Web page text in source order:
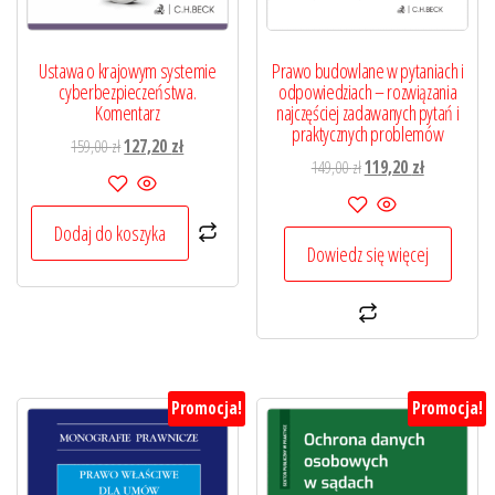
Ustawa o krajowym systemie
cyberbezpieczeństwa.
Komentarz
159,00złPierwotna
cena
wynosiła:
159,00 zł.
127,20 złAktualna
127,20 zł.
Dodaj do koszyka
Prawo budowlane w pytaniach i
odpowiedziach – rozwiązania
najczęściej zadawanych pytań i
praktycznych problemów
149,00złPierwotna
cena
wynosiła:
149,00 zł.
119,20 złAktualna
119,20 zł.
Dowiedz się więcej
Promocja! Promocja!